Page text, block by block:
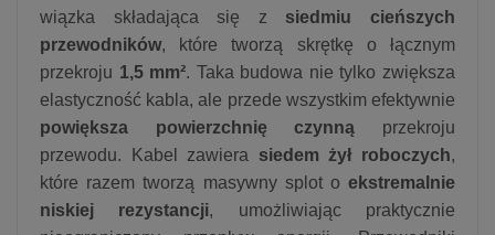
wiązka składająca się z siedmiu cieńszych
przewodników, które tworzą skrętkę o łącznym
przekroju 1,5 mm². Taka budowa nie tylko zwiększa
elastyczność kabla, ale przede wszystkim efektywnie
powiększa powierzchnię czynną przekroju
przewodu. Kabel zawiera siedem żył roboczych,
które razem tworzą masywny splot o ekstremalnie
niskiej rezystancji, umożliwiając praktycznie